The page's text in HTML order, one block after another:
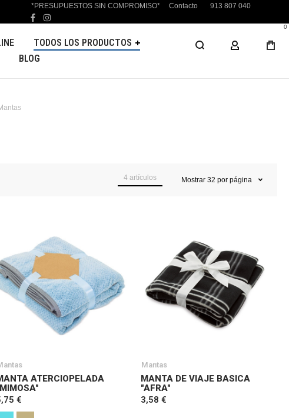
*PRESUPUESTOS SIN COMPROMISO* Contacto 913 807 040
facebook
instagram
TODOS LOS PRODUCTOS
BLOG
MI CUENTA
0
4 artículos Mostrar 32 por página
ATERCIOPELADA
€
Mantas
MANTA DE VIAJE BASICA
"AFRA"
3,58 €